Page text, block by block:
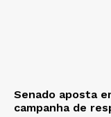
Senado aposta
campanha de